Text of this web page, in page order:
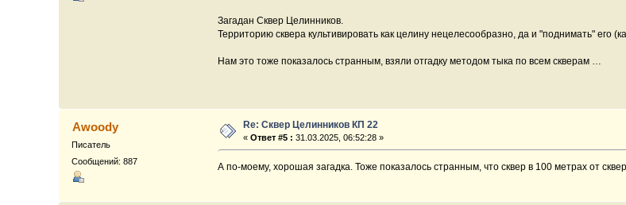
Загадан Сквер Целинников.
Территорию сквера культивировать как целину нецелесообразно, да и "поднимать" его
Нам это тоже показалось странным, взяли отгадку методом тыка по всем скверам …
Awoody
Писатель
Сообщений: 887
Re: Сквер Целинников КП 22
«Ответ #5 : 31.03.2025, 06:52:28 »
А по-моему, хорошая загадка. Тоже показалось странным, что сквер в 100 метрах от